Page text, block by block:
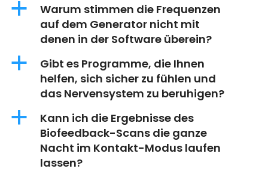
a
Warum stimmen die Frequenzen
auf dem Generator nicht mit
denen in der Software überein?
a
Gibt es Programme, die Ihnen
helfen, sich sicher zu fühlen und
das Nervensystem zu beruhigen?
a
Kann ich die Ergebnisse des
Biofeedback-Scans die ganze
Nacht im Kontakt-Modus laufen
lassen?